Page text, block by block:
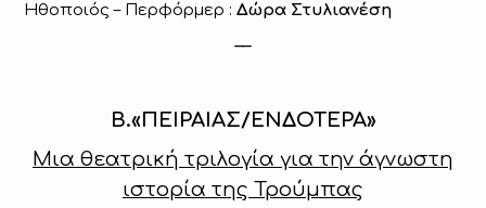
Ηθοποιός – Περφόρμερ :Δώρα Στυλιανέση
Β.«ΠΕΙΡΑΙΑΣ/ΕΝΔΟΤΕΡΑ»
Μια θεατρική τριλογία για την άγνωστη
ιστορία της Τρούμπας